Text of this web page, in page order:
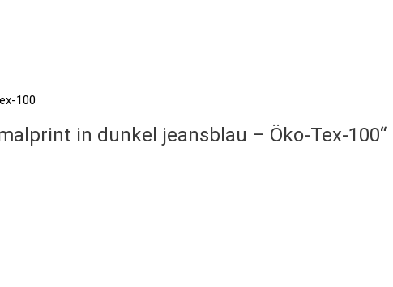
in dunkel jeansblau – Öko-Tex-100“